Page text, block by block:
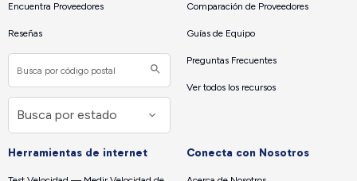
Encuentra Proveedores
Reseñas
Comparación de Proveedores
Guías de Equipo
Preguntas Frecuentes
Ver todos los recursos
Herramientas de internet Conecta con Nosotros